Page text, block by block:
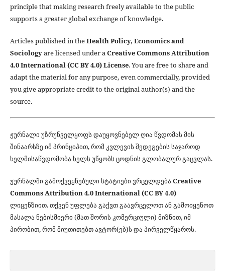
principle that making research freely available to the public
supports a greater global exchange of knowledge.
Articles published in theHealth Policy, Economics and
Sociologyare licensed under aCreative Commons Attribution
4.0 International (CC BY 4.0) License. You are free to share and
adapt the material for any purpose, even commercially, provided
you give appropriate credit to the original author(s) and the
source.
ჟურნალი უზრუნველყოფს დაუყოვნებელ ღია წვდომას მის
შინაარსზე იმ პრინციპით, რომ კვლევის შედეგების საჯაროდ
ხელმისაწვდომობა ხელს უწყობს ცოდნის გლობალურ გაცვლას.
ჟურნალში გამოქვეყნებული სტატიები ვრცელდება Creative
Commons Attribution 4.0 International (CC BY 4.0)
ლიცენზიით. თქვენ უფლება გაქვთ გაავრცელოთ ან გამოიყენოთ
მასალა ნებისმიერი (მათ შორის კომერციული) მიზნით, იმ
პირობით, რომ მიუთითებთ ავტორ(ებ)ს და პირველწყაროს.